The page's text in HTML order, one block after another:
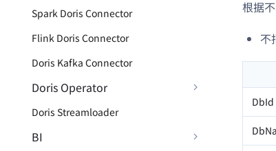
Spark Doris Connector
Flink Doris Connector
Doris Kafka Connector
Doris Operator
Doris Streamloader
BI
根据
不
DbId